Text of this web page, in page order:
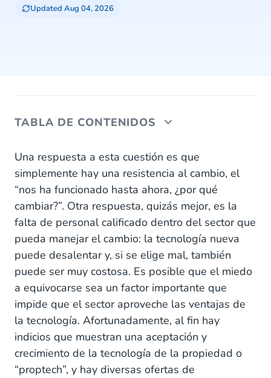
Updated Aug 04, 2026
TABLA DE CONTENIDOS
Proptech: La revolución inmobiliaria
El auge imparable de la proptech
Una respuesta a esta cuestión es que
simplemente hay una resistencia al cambio, el
“nos ha funcionado hasta ahora, ¿por qué
cambiar?”. Otra respuesta, quizás mejor, es la
falta de personal calificado dentro del sector que
pueda manejar el cambio: la tecnología nueva
puede desalentar y, si se elige mal, también
puede ser muy costosa. Es posible que el miedo
a equivocarse sea un factor importante que
impide que el sector aproveche las ventajas de
la tecnología. Afortunadamente, al fin hay
indicios que muestran una aceptación y
crecimiento de la tecnología de la propiedad o
“proptech”, y hay diversas ofertas de